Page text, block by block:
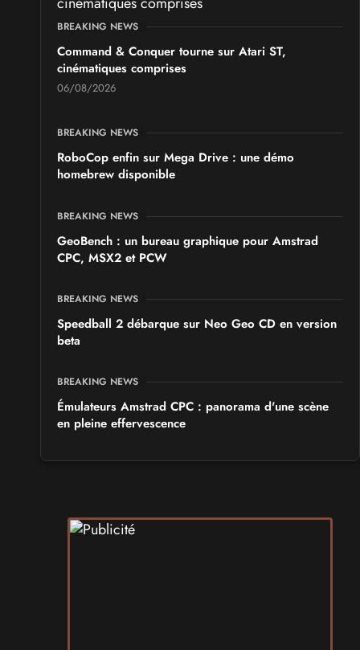
BREAKING NEWS
Command & Conquer tourne sur Atari ST,
cinématiques comprises
06/08/2026
BREAKING NEWS
RoboCop enfin sur Mega Drive : une démo
homebrew disponible
BREAKING NEWS
GeoBench : un bureau graphique pour Amstrad
CPC, MSX2 et PCW
BREAKING NEWS
Speedball 2 débarque sur Neo Geo CD en version
beta
BREAKING NEWS
Émulateurs Amstrad CPC : panorama d'une scène
en pleine effervescence